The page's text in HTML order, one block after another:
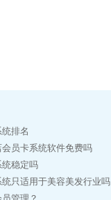
排名
员卡系统软件免费吗
稳定吗
只适用于美容美发行业吗